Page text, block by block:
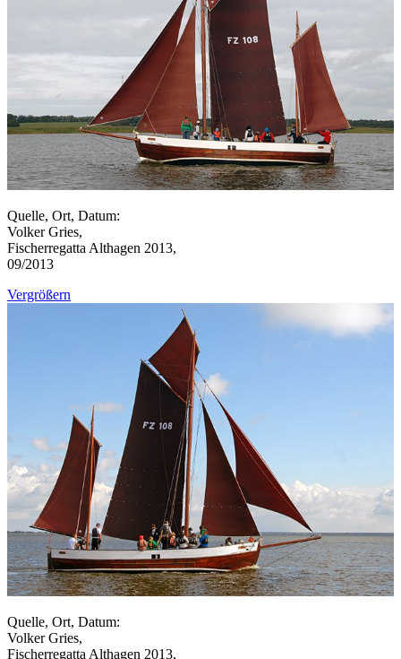
Quelle, Ort, Datum:
Volker Gries,
Fischerregatta Althagen 2013,
09/2013
Vergrößern
Quelle, Ort, Datum:
Volker Gries,
Fischerregatta Althagen 2013,